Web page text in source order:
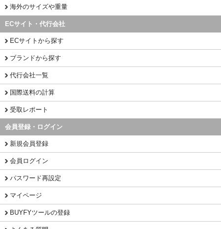
海外のサイズや重量
ECサイト・代行会社
ECサイトから探す
ブランドから探す
代行会社一覧
国際送料の計算
受取レポート
会員登録・ログイン
新規会員登録
会員ログイン
パスワード再設定
マイページ
BUYFYツールの登録